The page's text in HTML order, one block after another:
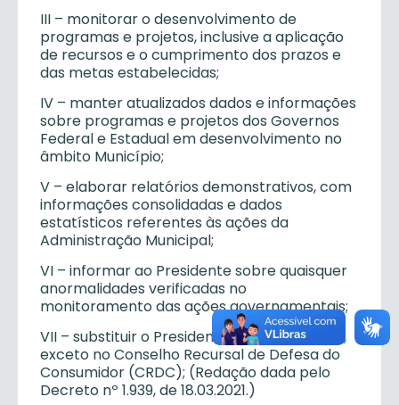
III – monitorar o desenvolvimento de
programas e projetos, inclusive a aplicação
de recursos e o cumprimento dos prazos e
das metas estabelecidas;
IV – manter atualizados dados e informações
sobre programas e projetos dos Governos
Federal e Estadual em desenvolvimento no
âmbito Município;
V – elaborar relatórios demonstrativos, com
informações consolidadas e dados
estatísticos referentes às ações da
Administração Municipal;
VI – informar ao Presidente sobre quaisquer
anormalidades verificadas no
monitoramento das ações governamentais;
VII – substituir o Presidente na sua ausência,
exceto no Conselho Recursal de Defesa do
Consumidor (CRDC); (Redação dada pelo
Decreto nº 1.939, de 18.03.2021.)